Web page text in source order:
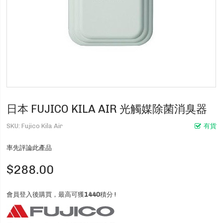
日本 FUJICO KILA AIR 光觸媒除菌消臭器
有貨
SKU Fujico Kila Air
率先評論此產品
$288.00
會員登入後購買，最高可獲1440積分 !